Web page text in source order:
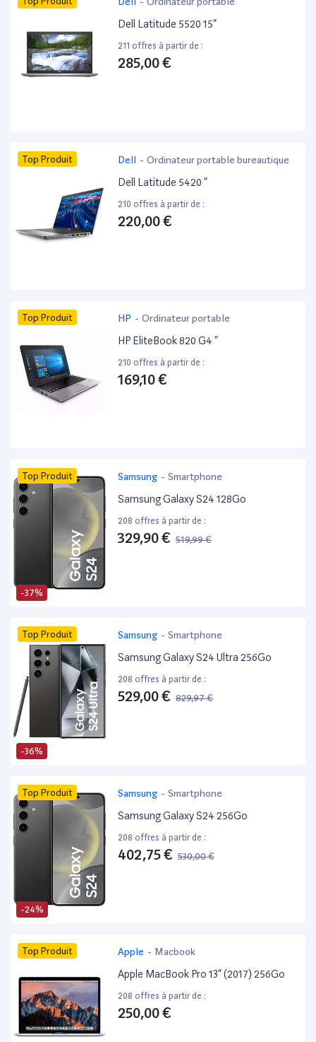
Dell Latitude 5520 15”
211 offres à partir de :
285,00 €
Top Produit Dell - Ordinateur portable bureautique
Dell Latitude 5420 ”
210 offres à partir de :
220,00 €
Top Produit HP - Ordinateur portable
HP EliteBook 820 G4 ”
210 offres à partir de :
169,10 €
-37%
Top Produit Samsung - Smartphone
Samsung Galaxy S24 128Go
208 offres à partir de :
329,90 € 519,99 €
-36%
Top Produit Samsung - Smartphone
Samsung Galaxy S24 Ultra 256Go
208 offres à partir de :
529,00 € 829,97 €
-24%
Top Produit Samsung - Smartphone
Samsung Galaxy S24 256Go
208 offres à partir de :
402,75 € 530,00 €
Top Produit Apple - Macbook
Apple MacBook Pro 13” (2017) 256Go
208 offres à partir de :
250,00 €